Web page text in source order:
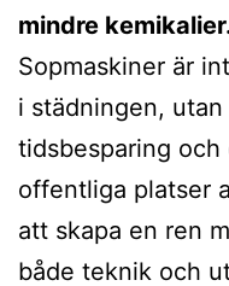
mindre
Sopmaskiner är
i städningen,
tidsbesparing
offentliga platser
att skapa en ren
både teknik och